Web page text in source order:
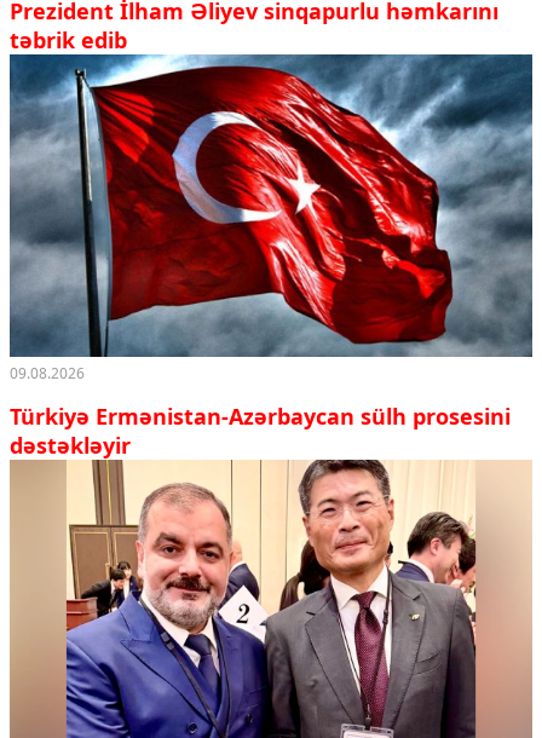
Prezident İlham Əliyev sinqapurlu həmkarını
təbrik edib
09.08.2026
Türkiyə Ermənistan-Azərbaycan sülh prosesini
dəstəkləyir